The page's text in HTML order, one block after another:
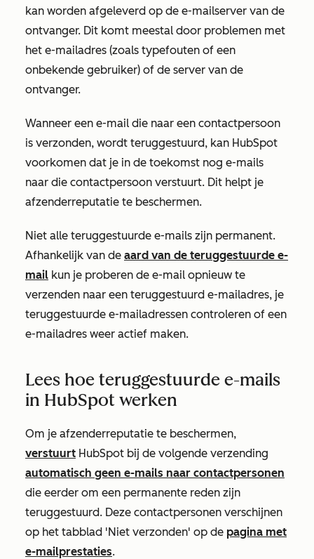
kan worden afgeleverd op de e-mailserver van de
ontvanger. Dit komt meestal door problemen met
het e-mailadres (zoals typefouten of een
onbekende gebruiker) of de server van de
ontvanger.
Wanneer een e-mail die naar een contactpersoon
is verzonden, wordt teruggestuurd, kan HubSpot
voorkomen dat je in de toekomst nog e-mails
naar die contactpersoon verstuurt. Dit helpt je
afzenderreputatie te beschermen.
Niet alle teruggestuurde e-mails zijn permanent.
Afhankelijk van de aard van de teruggestuurde e-
mail kun je proberen de e-mail opnieuw te
verzenden naar een teruggestuurd e-mailadres, je
teruggestuurde e-mailadressen controleren of een
e-mailadres weer actief maken.
Lees hoe teruggestuurde e-mails
in HubSpot werken
Om je afzenderreputatie te beschermen,
verstuurt HubSpot bij de volgende verzending
automatisch geen e-mails naar contactpersonen
die eerder om een permanente reden zijn
teruggestuurd. Deze contactpersonen verschijnen
op het tabblad 'Niet verzonden' op de pagina met
e-mailprestaties.